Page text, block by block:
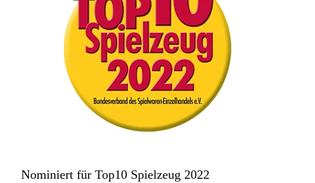
Nominiert für Top10 Spielzeug 2022